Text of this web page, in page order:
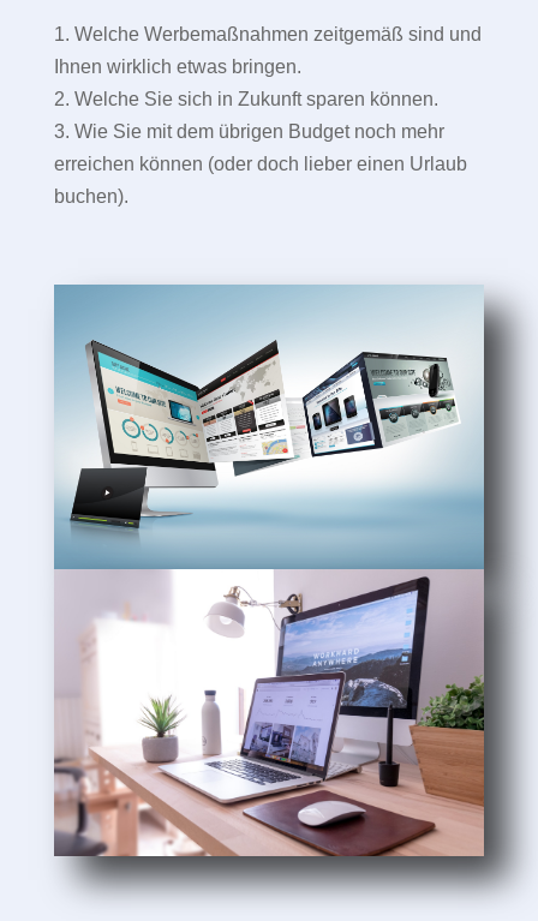
1. Welche Werbemaßnahmen zeitgemäß sind und
Ihnen wirklich etwas bringen.
2. Welche Sie sich in Zukunft sparen können.
3. Wie Sie mit dem übrigen Budget noch mehr
erreichen können (oder doch lieber einen Urlaub
buchen).